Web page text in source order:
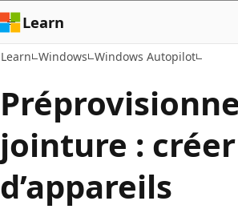
Learn
Learn Windows Windows Autopilot
jointure :
d’appareils